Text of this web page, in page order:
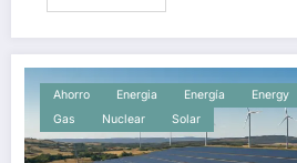
Ahorro Energia Energía Energy
Gas
Nuclear Solar